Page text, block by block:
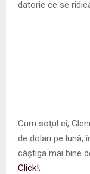
datorie ce se
Cum soţul ei,
de dolari pe lună,
câştiga mai bine
Click!.